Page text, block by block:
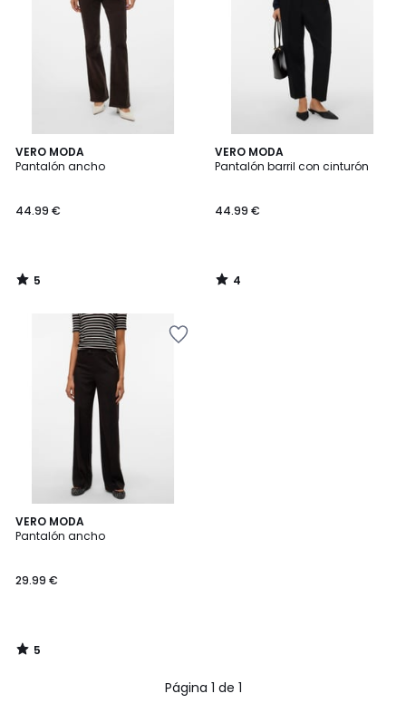
VERO MODA
Pantalón ancho
44.99 €
5
/
5
/
VERO MODA
Pantalón barril con cinturón
44.99 €
4
/
4
/
VERO MODA
Pantalón ancho
29.99 €
5
/
5
/
Página 1 de 1